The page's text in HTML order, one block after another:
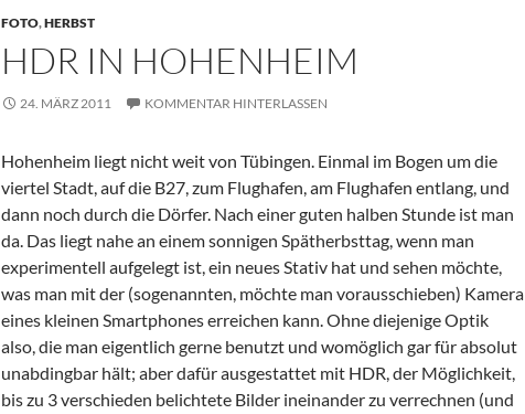
FOTO,HERBST
HDR IN HOHENHEIM
24. MÄRZ 2011 KOMMENTAR HINTERLASSEN
Hohenheim liegt nicht weit von Tübingen. Einmal im Bogen um die
viertel Stadt, auf die B27, zum Flughafen, am Flughafen entlang, und
dann noch durch die Dörfer. Nach einer guten halben Stunde ist man
da. Das liegt nahe an einem sonnigen Spätherbsttag, wenn man
experimentell aufgelegt ist, ein neues Stativ hat und sehen möchte,
was man mit der (sogenannten, möchte man vorausschieben) Kamera
eines kleinen Smartphones erreichen kann. Ohne diejenige Optik
also, die man eigentlich gerne benutzt und womöglich gar für absolut
unabdingbar hält; aber dafür ausgestattet mit HDR, der Möglichkeit,
bis zu 3 verschieden belichtete Bilder ineinander zu verrechnen (und